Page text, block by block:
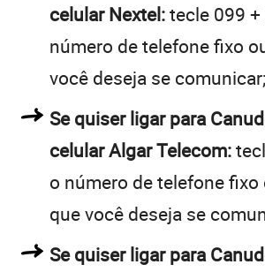
celular Nextel:tecle 099 +
número de telefone fixo
você deseja se comunicar;
Se quiser ligar para
celular Algar Telecom:
o número de telefone fixo
que você deseja se
Se quiser ligar para